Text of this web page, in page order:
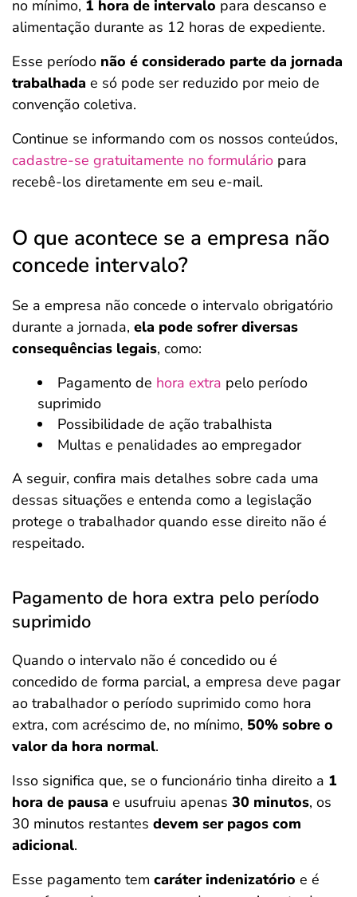
no mínimo, 1 hora de intervalo para descanso e
alimentação durante as 12 horas de expediente.
Esse período não é considerado parte da jornada
trabalhada e só pode ser reduzido por meio de
convenção coletiva.
Continue se informando com os nossos conteúdos,
cadastre-se gratuitamente no formulário para
recebê-los diretamente em seu e-mail.
O que acontece se a empresa não
concede intervalo?
Se a empresa não concede o intervalo obrigatório
durante a jornada, ela pode sofrer diversas
consequências legais, como:
Pagamento de hora extra pelo período
suprimido
Possibilidade de ação trabalhista
Multas e penalidades ao empregador
A seguir, confira mais detalhes sobre cada uma
dessas situações e entenda como a legislação
protege o trabalhador quando esse direito não é
respeitado.
Pagamento de hora extra pelo período
suprimido
Quando o intervalo não é concedido ou é
concedido de forma parcial, a empresa deve pagar
ao trabalhador o período suprimido como hora
extra, com acréscimo de, no mínimo, 50% sobre o
valor da hora normal.
Isso significa que, se o funcionário tinha direito a 1
hora de pausa e usufruiu apenas 30 minutos, os
30 minutos restantes devem ser pagos com
adicional.
Esse pagamento tem caráter indenizatório e é